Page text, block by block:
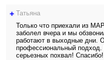
+ Татьяна
Только что приехали из
заболел вчера и мы
работают в выходные дни.
профессиональный
серьезных похвал! Спасибо!